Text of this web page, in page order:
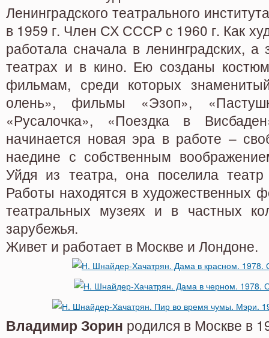
Ленинградского театрального
в 1959 г. Член СХ СССР с 1960 г. Как
работала сначала в ленинградских, а
театрах и в кино. Ею созданы
фильмам, среди которых
олень», фильмы «Эзоп»,
«Русалочка», «Поездка в
начинается новая эра в работе –
наедине с собственным
Уйдя из театра, она поселила
Работы находятся в художественных
театральных музеях и в частных
зарубежья.
Живет и работает в Москве и Лондоне.
Владимир Зорин родился в Москве в